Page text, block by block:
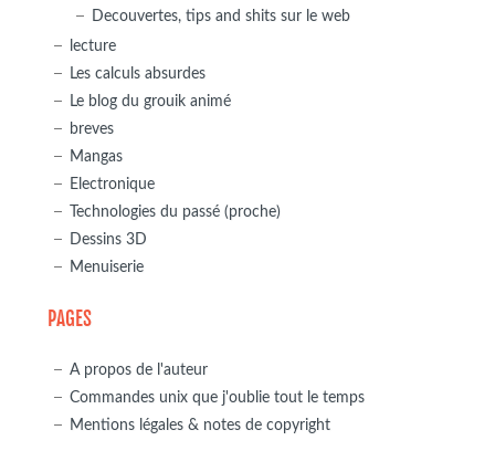
Decouvertes, tips and shits sur le web
lecture
Les calculs absurdes
Le blog du grouik animé
breves
Mangas
Electronique
Technologies du passé (proche)
Dessins 3D
Menuiserie
PAGES
A propos de l'auteur
Commandes unix que j'oublie tout le temps
Mentions légales & notes de copyright